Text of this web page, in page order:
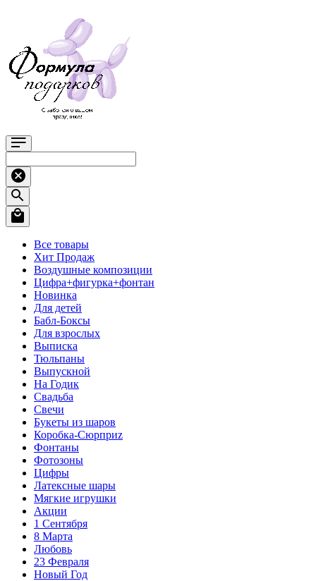
Все товары
Хит Продаж
Воздушные композиции
Цифра+фигурка+фонтан
Новинка
Для детей
Бабл-Боксы
Для взрослых
Выписка
Тюльпаны
Выпускной
На Годик
Свадьба
Свечи
Букеты из шаров
Коробка-Сюрприz
Фонтаны
Фотозоны
Цифры
Латексные шары
Мягкие игрушки
Акции
1 Сентября
8 Марта
Любовь
23 Февраля
Новый Год